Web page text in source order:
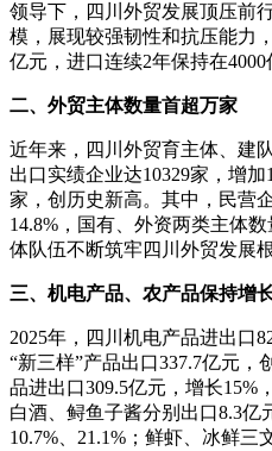
领导下，四川外贸发展顶压前
模，展现较强韧性和抗压能力
亿元，进口连续2年保持在4000
二、外贸主体数量首超万家
近年来，四川外贸育主体、建
出口实绩企业达10329家，增
家，创历史新高。其中，民营
14.8%，国有、外资两类主体
体队伍不断筑牢四川外贸发展根
三、机电产品、农产品保持增
2025年，四川机电产品进出口
“新三样”产品出口337.7亿元，
品进出口309.5亿元，增长15%
白酒、鲟鱼子酱分别出口8.3亿
10.7%、21.1%；鲜虾、冰鲜三